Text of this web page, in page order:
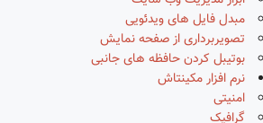
مبدل فایل های ویدئویی
تصویربرداری از صفحه نمایش
بوتیبل کردن حافظه های جانبی
نرم افزار مکینتاش
امنیتی
گرافیک